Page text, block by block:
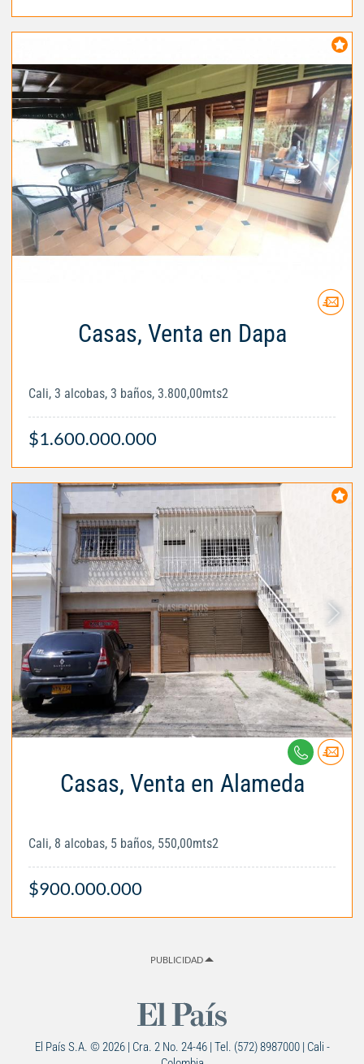
Casas, Venta en Dapa
Cali, 3 alcobas, 3 baños, 3.800,00mts2
$1.600.000.000
Casas, Venta en Alameda
Cali, 8 alcobas, 5 baños, 550,00mts2
$900.000.000
PUBLICIDAD
El País S.A. © 2026 | Cra. 2 No. 24-46 | Tel. (572) 8987000 | Cali -